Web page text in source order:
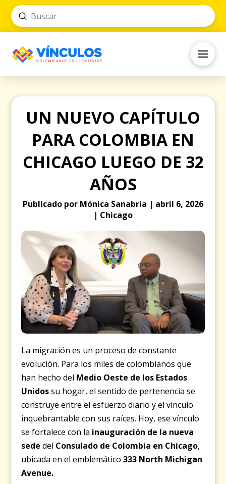
Search
Submit
UN NUEVO CAPÍTULO
PARA COLOMBIA EN
CHICAGO LUEGO DE 32
AÑOS
Publicado por Mónica Sanabria | abril 6, 2026
| Chicago
La migración es un proceso de constante
evolución. Para los miles de colombianos que
han hecho del Medio Oeste de los Estados
Unidossu hogar, el sentido de pertenencia se
construye entre el esfuerzo diario y el vínculo
inquebrantable con sus raíces. Hoy, ese vínculo
se fortalece con la inauguración de la nueva
sede del Consulado de Colombia en Chicago,
ubicada en el emblemático 333 North Michigan
Avenue.